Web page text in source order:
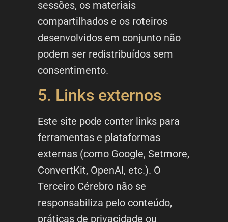
sessões, os materiais
compartilhados e os roteiros
desenvolvidos em conjunto não
podem ser redistribuídos sem
consentimento.
5. Links externos
Este site pode conter links para
ferramentas e plataformas
externas (como Google, Setmore,
ConvertKit, OpenAI, etc.). O
Terceiro Cérebro não se
responsabiliza pelo conteúdo,
práticas de privacidade ou